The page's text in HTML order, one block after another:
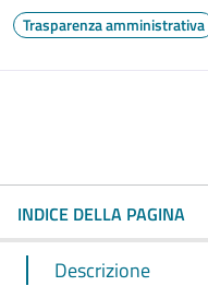
Trasparenza amministrativa
INDICE DELLA PAGINA
Descrizione